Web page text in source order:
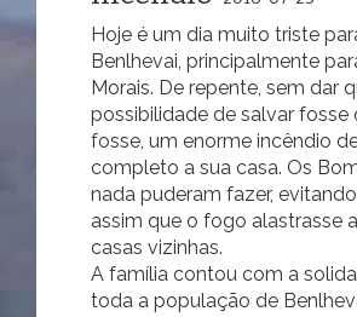
Hoje é um dia muito triste
Benlhevai, principalmente
Morais. De repente, sem dar
possibilidade de salvar fosse
fosse, um enorme incêndio
completo a sua casa. Os
nada puderam fazer,
assim que o fogo alastrasse
casas vizinhas.
A família contou com a
toda a população de